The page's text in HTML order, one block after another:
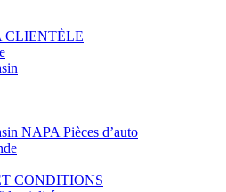
CLIENTÈLE
NAPA Pièces d’auto
CONDITIONS